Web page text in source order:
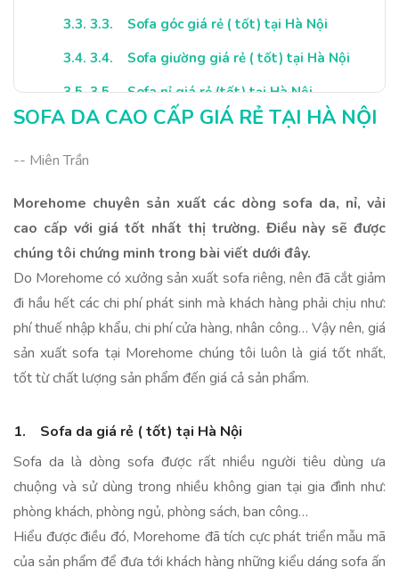
3.3. Sofa góc giá rẻ ( tốt) tại Hà Nội
3.4. Sofa giường giá rẻ ( tốt) tại Hà Nội
3.5. Sofa nỉ giá rẻ (tốt) tại Hà Nội
3.6. Ghế sofa giá rẻ ( tốt) tại Hà Nội
SOFA DA CAO CẤP GIÁ RẺ TẠI HÀ NỘI
-- Miên Trần
Morehome chuyên sản xuất các dòng sofa da, nỉ, vải
cao cấp với giá tốt nhất thị trường. Điều này sẽ được
chúng tôi chứng minh trong bài viết dưới đây.
Do Morehome có xưởng sản xuất sofa riêng, nên đã cắt giảm
đi hầu hết các chi phí phát sinh mà khách hàng phải chịu như:
phí thuế nhập khẩu, chi phí cửa hàng, nhân công… Vậy nên, giá
sản xuất sofa tại Morehome chúng tôi luôn là giá tốt nhất,
tốt từ chất lượng sản phẩm đến giá cả sản phẩm.
1. Sofa da giá rẻ ( tốt) tại Hà Nội
Sofa da là dòng sofa được rất nhiều người tiêu dùng ưa
chuộng và sử dùng trong nhiều không gian tại gia đình như:
phòng khách, phòng ngủ, phòng sách, ban công…
Hiểu được điều đó, Morehome đã tích cực phát triển mẫu mã
của sản phẩm để đưa tới khách hàng những kiểu dáng sofa ấn